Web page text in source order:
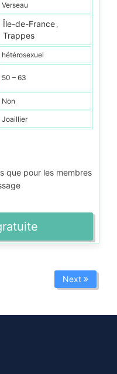
Verseau
Île-de-France ,
Trappes
hétérosexuel
50 – 63
Non
Joaillier
que pour les membres
Next